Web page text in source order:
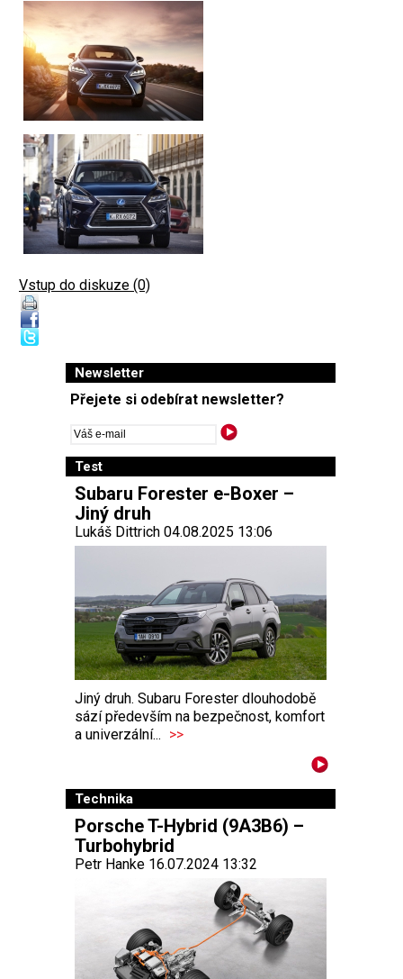
Vstup do diskuze (0)
Newsletter
Přejete si odebírat newsletter?
Test
Subaru Forester e-Boxer –
Jiný druh
Lukáš Dittrich 04.08.2025 13:06
Jiný druh. Subaru Forester dlouhodobě
sází především na bezpečnost, komfort
a univerzální... >>
Technika
Porsche T-Hybrid (9A3B6) –
Turbohybrid
Petr Hanke 16.07.2024 13:32